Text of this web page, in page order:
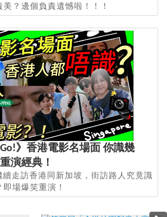
？邊個負責遺憾啦！！！
Go!》香港電影名場面 你識幾
演經典！
續走訪香港同新加坡，街訪路人究竟識
場爆笑重演！